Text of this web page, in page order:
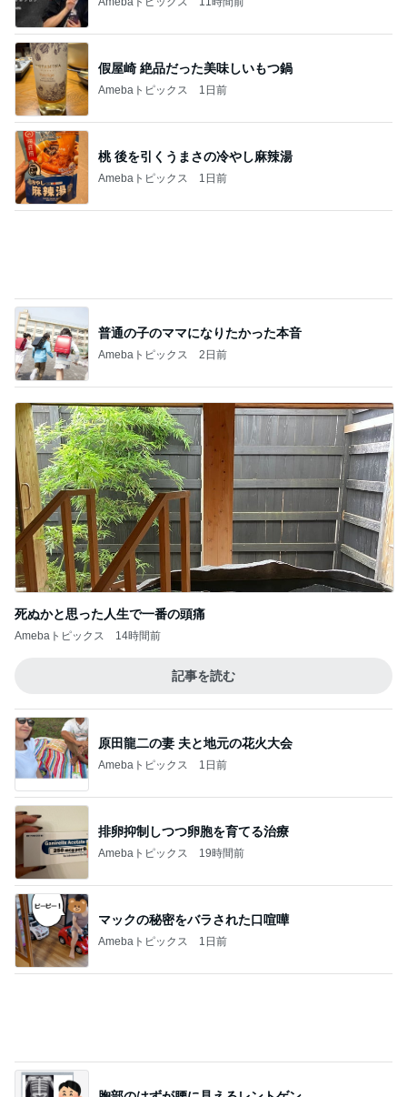
Amebaトピックス 1日前
Amebaトピックス 19時間前
胸部のはずが腰に見えるレントゲン
Amebaトピックス 1日前
Amebaトピックス 1日前
記事を読む
Amebaトピックス 1日前
ジャンル人気記事ランキング
スイーツ・デザートマニア
【富山旅】二日目は登山と打ち上げ！
2
した